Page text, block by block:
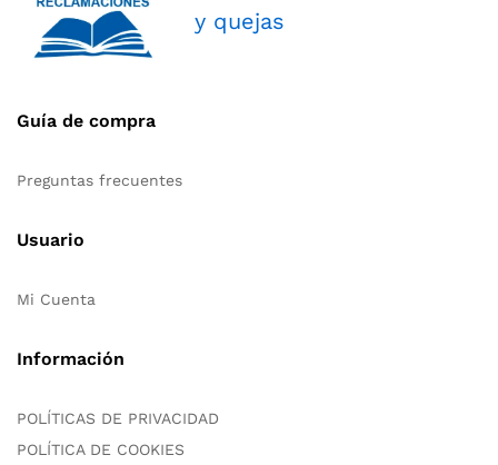
y quejas
Guía de compra
Preguntas frecuentes
Usuario
Mi Cuenta
Información
POLÍTICAS DE PRIVACIDAD
POLÍTICA DE COOKIES